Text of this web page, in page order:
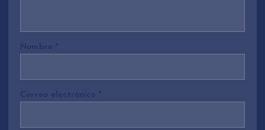
Nombre *
Correo electrónico *